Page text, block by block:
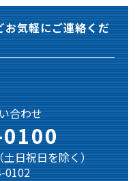
お気軽にご連絡くだ
合わせ
日祝日を除く）
0102